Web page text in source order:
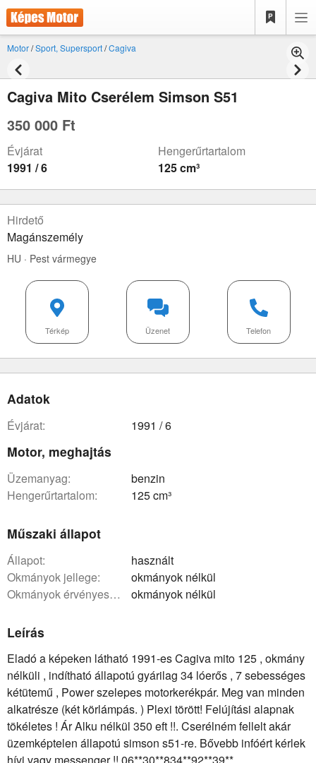
Motor/Sport, Supersport/Cagiva
Cagiva Mito Cserélem Simson S51
350 000 Ft
Évjárat
1991 / 6
Hengerűrtartalom
125 cm³
Hirdető
Magánszemély
HU · Pest vármegye
Telefon
Üzenet
Térkép
Adatok
évjárat: 1991 / 6
Motor, meghajtás
üzemanyag:
benzin
hengerűrtartalom:
125 cm³
Műszaki állapot
állapot:
használt
okmányok jellege:
okmányok nélkül
okmányok érvényessége:
okmányok nélkül
Leírás
Eladó a képeken látható 1991-es Cagiva mito 125 , okmány
nélküli , indítható állapotú gyárilag 34 lóerős , 7 sebességes
kétütemű , Power szelepes motorkerékpár. Meg van minden
alkatrésze (két körlámpás. ) Plexi törött! Felújítási alapnak
tökéletes ! Ár Alku nélkül 350 eft !!. Cserélném fellelt akár
üzemképtelen állapotú simson s51-re. Bővebb infóért kérlek